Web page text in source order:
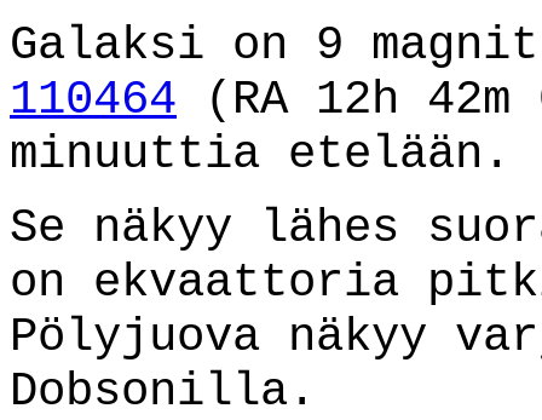
Galaksi on 9
110464 (RA 12h
minuuttia etelään.
Se näkyy lähes
on ekvaattoria
Pölyjuova näkyy
Dobsonilla.